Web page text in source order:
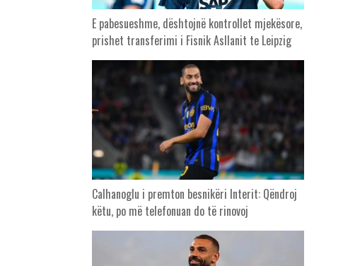
E pabesueshme, dështojnë kontrollet mjekësore,
prishet transferimi i Fisnik Asllanit te Leipzig
Calhanoglu i premton besnikëri Interit: Qëndroj
këtu, po më telefonuan do të rinovoj